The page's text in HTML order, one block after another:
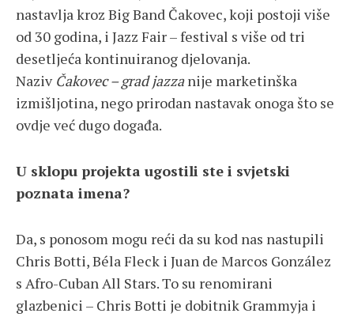
nastavlja kroz Big Band Čakovec, koji postoji više
od 30 godina, i Jazz Fair – festival s više od tri
desetljeća kontinuiranog djelovanja.
Naziv Čakovec – grad jazzanije marketinška
izmišljotina, nego prirodan nastavak onoga što se
ovdje već dugo događa.
U sklopu projekta ugostili ste i svjetski
poznata imena?
Da, s ponosom mogu reći da su kod nas nastupili
Chris Botti, Béla Fleck i Juan de Marcos González
s Afro-Cuban All Stars. To su renomirani
glazbenici – Chris Botti je dobitnik Grammyja i